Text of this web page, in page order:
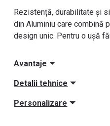
Rezistență, durabilitate și
din Aluminiu care combină
design unic. Pentru o ușă
Avantaje
Detalii tehnice
Personalizare